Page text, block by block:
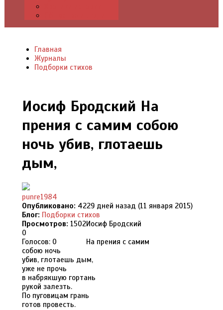
Главная
Журналы
Подборки стихов
Иосиф Бродский На
прения с самим собою
ночь убив, глотаешь
дым,
punre1984
Опубликовано: 4229 дней назад (11 января 2015)
Блог: Подборки стихов
Просмотров: 1502
0
Голосов: 0
Иосиф Бродский
На прения с самим
собою ночь
убив, глотаешь дым,
уже не прочь
в набрякшую гортань
рукой залезть.
По пуговицам грань
готов провесть.